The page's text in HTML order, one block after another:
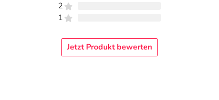
2
1
Jetzt Produkt bewerten